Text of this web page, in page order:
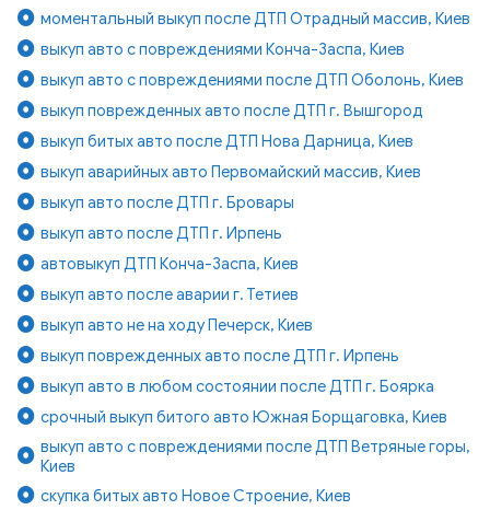
моментальный выкуп после ДТП Отрадный массив, Киев
выкуп авто с повреждениями Конча-Заспа, Киев
выкуп авто с повреждениями после ДТП Оболонь, Киев
выкуп поврежденных авто после ДТП г. Вышгород
выкуп битых авто после ДТП Нова Дарница, Киев
выкуп аварийных авто Первомайский массив, Киев
выкуп авто после ДТП г. Бровары
выкуп авто после ДТП г. Ирпень
автовыкуп ДТП Конча-Заспа, Киев
выкуп авто после аварии г. Тетиев
выкуп авто не на ходу Печерск, Киев
выкуп поврежденных авто после ДТП г. Ирпень
выкуп авто в любом состоянии после ДТП г. Боярка
срочный выкуп битого авто Южная Борщаговка, Киев
выкуп авто с повреждениями после ДТП Ветряные горы,
Киев
скупка битых авто Новое Строение, Киев